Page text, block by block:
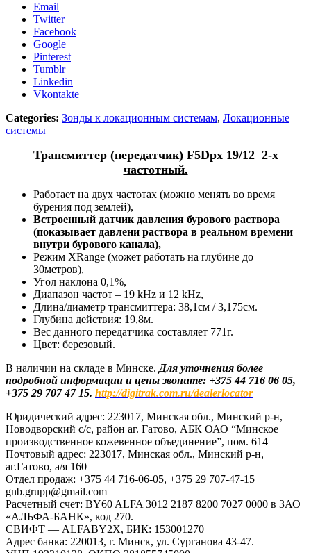
Email
Twitter
Facebook
Google +
Pinterest
Tumblr
Linkedin
Vkontakte
Categories: Зонды к локационным системам, Локационные
системы
Трансмиттер (передатчик) F5Dpx 19/12 2-х
частотный.
Работает на двух частотах (можно менять во время
бурения под землей),
Встроенный датчик давления бурового раствора
(показывает давлени раствора в реальном времени
внутри бурового канала),
Режим XRange (может работать на глубине до
30метров),
Угол наклона 0,1%,
Диапазон частот – 19 kHz и 12 kHz,
Длина/диаметр трансмиттера: 38,1см / 3,175см.
Глубина действия: 19,8м.
Вес данного передатчика составляет 771г.
Цвет: березовый.
В наличии на складе в Минске. ​Для уточнения более
подробной информации и цены звоните: +375 44 716 06 05,
+375 29 707 47 15. http://digitrak.com.ru/dealerlocator
Юридический адрес: 223017, Минская обл., Минский р-н,
Новодворский с/с, район аг. Гатово, АБК ОАО “Минское
производственное кожевенное объединение”, пом. 614
Почтовый адрес: 223017, Минская обл., Минский р-н,
аг.Гатово, а/я 160
Отдел продаж: +375 44 716-06-05, +375 29 707-47-15
gnb.grupp@gmail.com
Расчетный счет: BY60 ALFA 3012 2187 8200 7027 0000 в ЗАО
«АЛЬФА-БАНК», код 270.
СВИФТ — ALFABY2X, БИК: 153001270
Адрес банка: 220013, г. Минск, ул. Сурганова 43-47.